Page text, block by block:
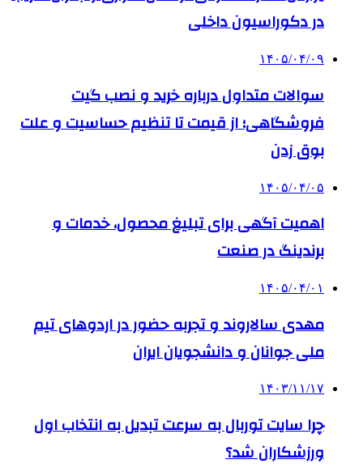
در دکوراسیون داخلی
۱۴۰۵/۰۴/۰۹
سوالات متداول درباره خرید و نصب گیت
فروشگاهی؛ از قیمت تا تنظیم حساسیت و علت
بوق زدن
۱۴۰۵/۰۴/۰۵
اهمیت آگهی برای تبلیغ محصول، خدمات و
برندینگ در صنعت
۱۴۰۵/۰۴/۰۱
مهدی سالاروند و تجربه حضور در اردوهای تیم
ملی جوانان و دانشجویان ایران
۱۴۰۳/۱۱/۱۷
چرا سایت توربال به ‌سرعت تبدیل به انتخاب اول
ورزشکاران شد؟